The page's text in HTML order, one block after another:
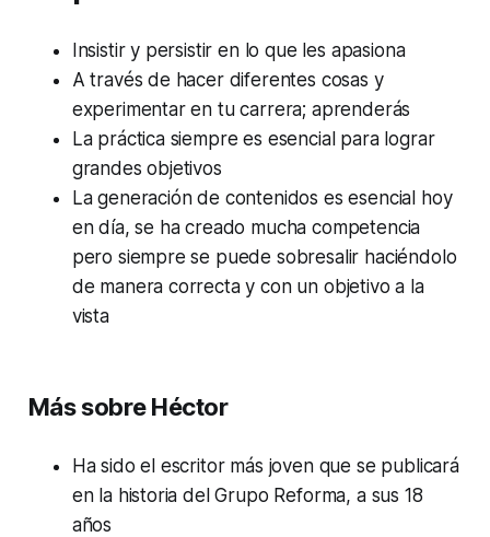
Insistir y persistir en lo que les apasiona
A través de hacer diferentes cosas y
experimentar en tu carrera; aprenderás
La práctica siempre es esencial para lograr
grandes objetivos
La generación de contenidos es esencial hoy
en día, se ha creado mucha competencia
pero siempre se puede sobresalir haciéndolo
de manera correcta y con un objetivo a la
vista
Más sobre Héctor
Ha sido el escritor más joven que se publicará
en la historia del Grupo Reforma, a sus 18
años